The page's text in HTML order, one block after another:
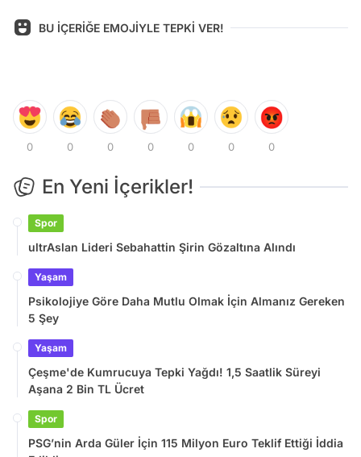
BU İÇERİĞE EMOJİYLE TEPKİ VER!
0 0 0 0 0 0 0
En Yeni İçerikler!
Spor
ultrAslan Lideri Sebahattin Şirin Gözaltına Alındı
Yaşam
Psikolojiye Göre Daha Mutlu Olmak İçin Almanız Gereken
5 Şey
Yaşam
Çeşme'de Kumrucuya Tepki Yağdı! 1,5 Saatlik Süreyi
Aşana 2 Bin TL Ücret
Spor
PSG’nin Arda Güler İçin 115 Milyon Euro Teklif Ettiği İddia